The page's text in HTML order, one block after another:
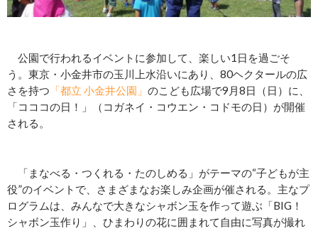
公園で行われるイベントに参加して、楽しい1日を過ごそ
う。東京・小金井市の玉川上水沿いにあり、80ヘクタールの広
さを持つ 「都立 小金井公園」 のこども広場で9月8日（日）に、
「コココの日！」（コガネイ・コウエン・コドモの日）が開催
される。
「まなべる・つくれる・たのしめる」がテーマの“子どもが主
役”のイベントで、さまざまなお楽しみ企画が催される。主なプ
ログラムは、みんなで大きなシャボン玉を作って遊ぶ「BIG！
シャボン玉作り」、ひまわりの花に囲まれて自由に写真が撮れ